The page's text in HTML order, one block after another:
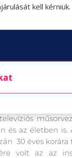
és az életben
30 éves korára
volt az az
kell kérniük.